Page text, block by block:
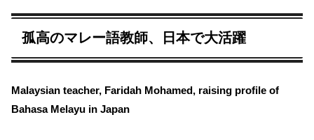
孤高のマレー語教師、日本で大活躍
Malaysian teacher, Faridah Mohamed, raising profile of
Bahasa Melayu in Japan